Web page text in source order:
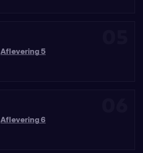
Aflevering 5
Aflevering 6